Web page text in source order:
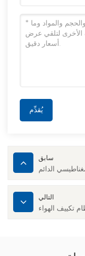
يُقدِّم
سابق
التالي